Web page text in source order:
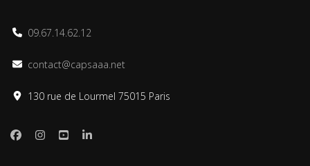
09.67.14.62.12
contact@capsaaa.net
130 rue de Lourmel 75015 Paris